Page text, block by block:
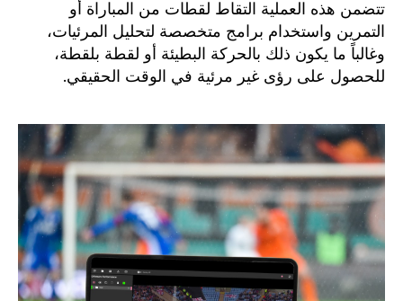
تتضمن هذه العملية التقاط لقطات من المباراة أو
التمرين واستخدام برامج متخصصة لتحليل المرئيات،
وغالباً ما يكون ذلك بالحركة البطيئة أو لقطة بلقطة،
للحصول على رؤى غير مرئية في الوقت الحقيقي.